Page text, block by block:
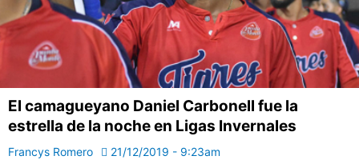
El camagueyano Daniel Carbonell fue la
estrella de la noche en Ligas Invernales
Francys Romero 21/12/2019 - 9:23am